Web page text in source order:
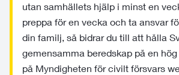
utan samhällets hjälp i minst en
preppa för en vecka och ta ansvar
din familj, så bidrar du till att hålla
gemensamma beredskap på en
på Myndigheten för civilt försvars